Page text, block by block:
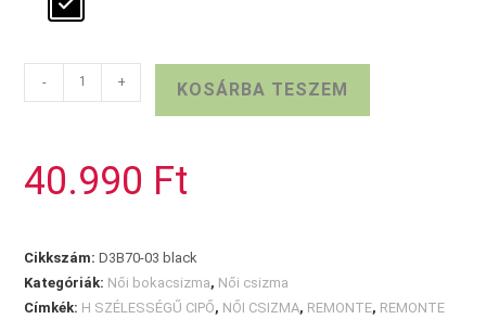
REMONTE
bundás
- + KOSÁRBA TESZEM
40.990 Ft
Cikkszám:D3B70-03 black
Kategóriák: Női bokacsizma, Női csizma
Címkék: H SZÉLESSÉGŰ CIPŐ, NŐI CSIZMA, REMONTE, REMONTE